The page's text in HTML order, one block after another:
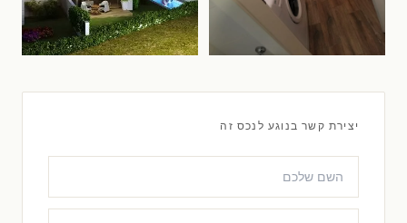
יצירת קשר בנוגע לנכס זה